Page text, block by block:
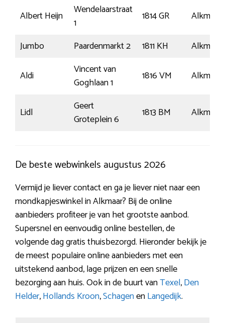
Albert Heijn
Wendelaarstraat
1
1814 GR
Alkmaar
Jumbo
Paardenmarkt 2 1811 KH
Alkmaar
Aldi
Vincent van
Goghlaan 1
1816 VM Alkmaar
Lidl
Geert
Groteplein 6
1813 BM Alkmaar
De beste webwinkels augustus 2026
Vermijd je liever contact en ga je liever niet naar een
mondkapjeswinkel in Alkmaar? Bij de online
aanbieders profiteer je van het grootste aanbod.
Supersnel en eenvoudig online bestellen, de
volgende dag gratis thuisbezorgd. Hieronder bekijk je
de meest populaire online aanbieders met een
uitstekend aanbod, lage prijzen en een snelle
bezorging aan huis. Ook in de buurt vanTexel,Den
Helder,Hollands Kroon,SchagenenLangedijk.